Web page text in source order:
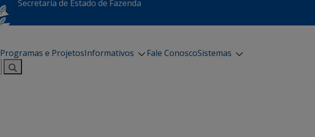
Secretaria de Estado de Fazenda
Programas e ProjetosInformativos Fale ConoscoSistemas